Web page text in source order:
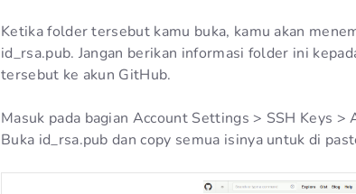
Ketika folder tersebut kamu buka, kamu akan
id_rsa.pub. Jangan berikan informasi folder ini
tersebut ke akun GitHub.
Masuk pada bagian Account Settings > SSH Keys
Buka id_rsa.pub dan copy semua isinya untuk di